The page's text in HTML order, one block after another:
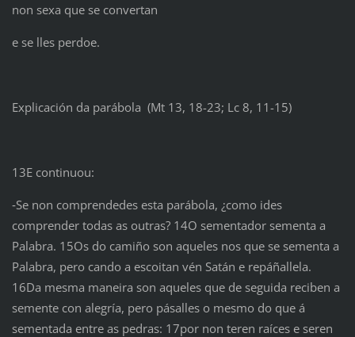
non sexa que se convertan
e se lles perdoe.
Explicación da parábola (Mt 13, 18-23; Lc 8, 11-15)
13E continuou:
‑Se non comprendedes esta parábola, ¿como ides
comprender todas as outras? 14O sementador sementa a
Palabra. 15Os do camiño son aqueles nos que se sementa a
Palabra, pero cando a escoitan vén Satán e repáñallela.
16Da mesma maneira son aqueles que de seguida reciben a
semente con alegría, pero pásalles o mesmo do que á
sementada entre as pedras: 17por non teren raíces e seren